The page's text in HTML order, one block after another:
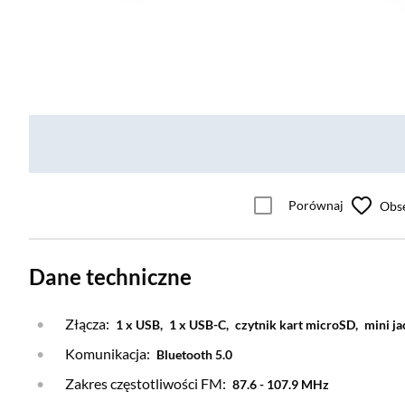
Porównaj
Dane techniczne
Złącza: 1 x USB, 1 x USB-C, czytnik kart microSD, mini
Komunikacja: Bluetooth 5.0
Zakres częstotliwości FM: 87.6 - 107.9 MHz